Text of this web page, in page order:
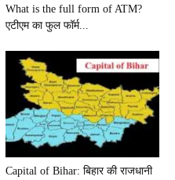
What is the full form of ATM?
एटीएम का फुल फॉर्म...
Capital of Bihar: बिहार की राजधानी